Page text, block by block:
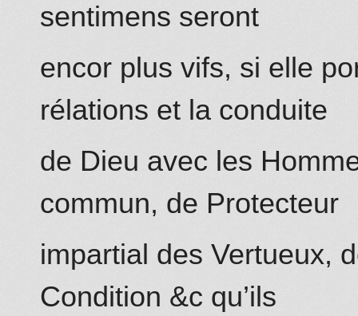
sentimens seront
encor plus vifs, si elle
rélations et la conduite
de Dieu avec les
commun, de Protecteur
impartial des Vertueux,
Condition &c qu’ils